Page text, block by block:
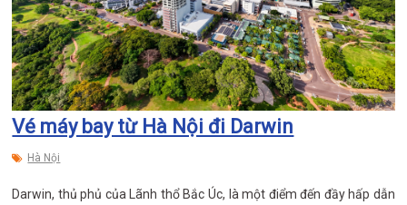
Vé máy bay từ Hà Nội đi Darwin
Hà Nội
Darwin, thủ phủ của Lãnh thổ Bắc Úc, là một điểm đến đầy hấp dẫn